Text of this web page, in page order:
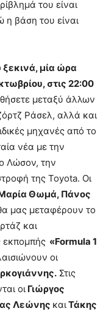
του είναι
βάση του είναι
ξεκινά, μία ώρα
στις 22:00
μεταξύ άλλων
Ράσελ, αλλά και
μηχανές από το
νέα με την
Λώσον, την
της Toyota. Οι
Θωμά, Πάνος
μας μεταφέρουν το
και
εκπομπής «Formula 1
οι
Στις
οι Γιώργος
Λεώνης καιΤάκης